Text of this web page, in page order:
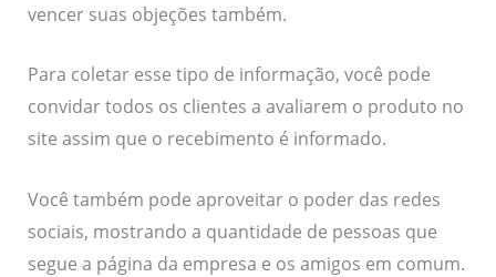
vencer suas objeções também.
Para coletar esse tipo de informação, você pode
convidar todos os clientes a avaliarem o produto no
site assim que o recebimento é informado.
Você também pode aproveitar o poder das redes
sociais, mostrando a quantidade de pessoas que
segue a página da empresa e os amigos em comum.